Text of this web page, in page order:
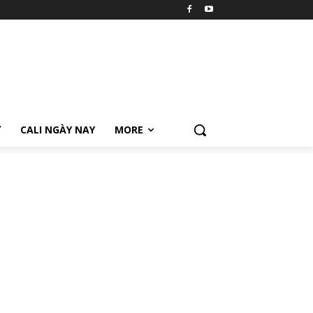
CALI NGÀY NAY MORE